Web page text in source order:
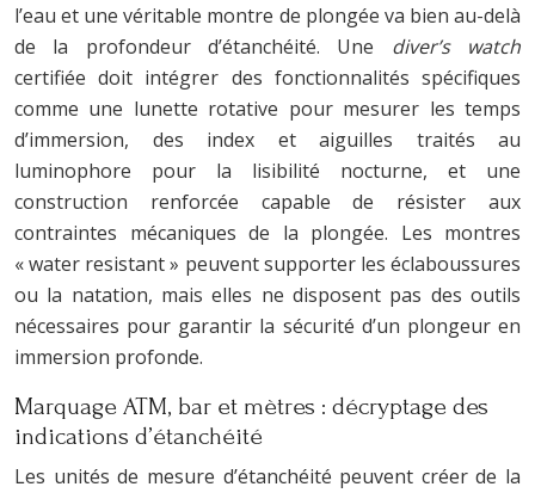
l’eau et une véritable montre de plongée va bien au-delà
de la profondeur d’étanchéité. Une diver’s watch
certifiée doit intégrer des fonctionnalités spécifiques
comme une lunette rotative pour mesurer les temps
d’immersion, des index et aiguilles traités au
luminophore pour la lisibilité nocturne, et une
construction renforcée capable de résister aux
contraintes mécaniques de la plongée. Les montres
« water resistant » peuvent supporter les éclaboussures
ou la natation, mais elles ne disposent pas des outils
nécessaires pour garantir la sécurité d’un plongeur en
immersion profonde.
Marquage ATM, bar et mètres : décryptage des
indications d’étanchéité
Les unités de mesure d’étanchéité peuvent créer de la